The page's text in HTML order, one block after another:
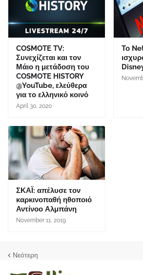
COSMOTE TV:
Συνεχίζεται και τον
Μάιο η μετάδοση του
COSMOTE HISTORY
@YouTube, ελεύθερα
για το ελληνικό κοινό
April 30, 2020
Το
ΣΚΑΪ: απέλυσε τον
καρκινοπαθή ηθοποιό
Αντίνοο Αλμπάνη
November 11, 2019
Νεότερη